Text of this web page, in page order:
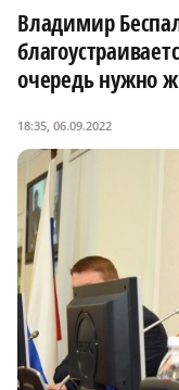
Владимир
очередь нужно
18:35, 06.09.2022